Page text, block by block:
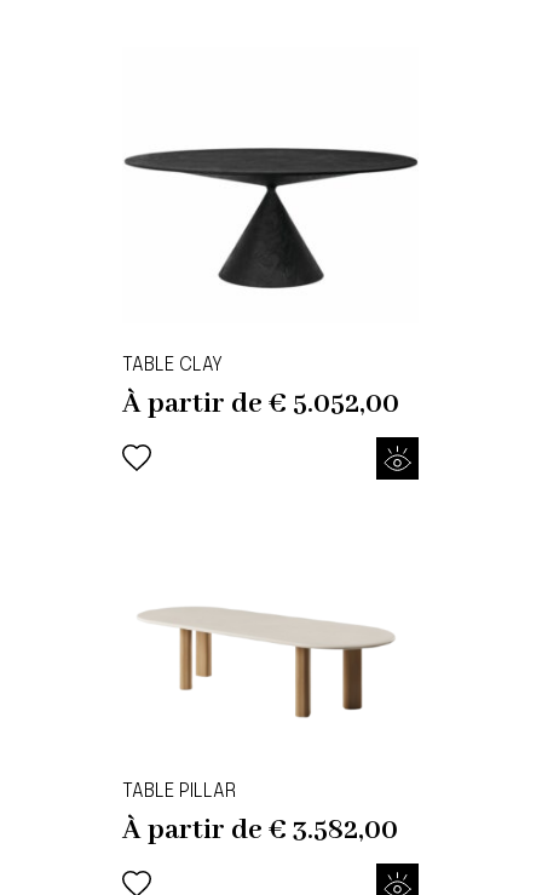
TABLE CLAY
À partir de€ 5.052,00
TABLE PILLAR
À partir de€ 3.582,00